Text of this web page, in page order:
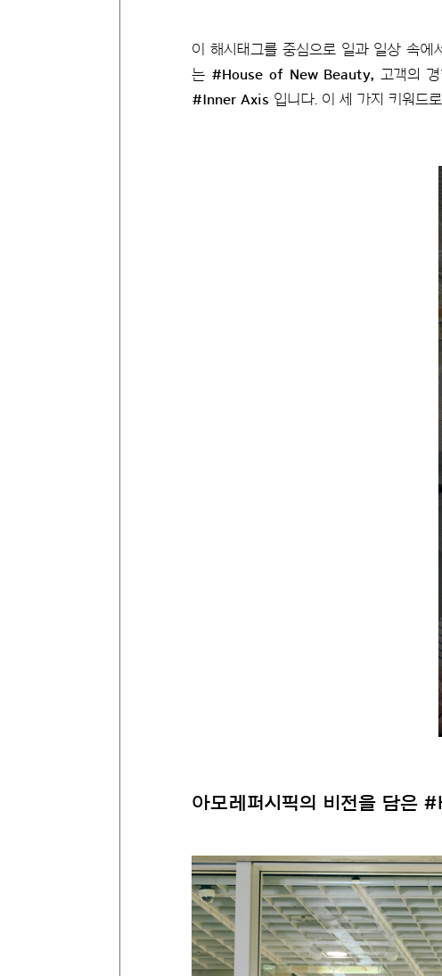
이 해시태그를 중심으로 일과 일상 속에
는 #House of New Beauty, 고객의
#Inner Axis 입니다. 이 세 가지 키워드
아모레퍼시픽의 비전을 담은